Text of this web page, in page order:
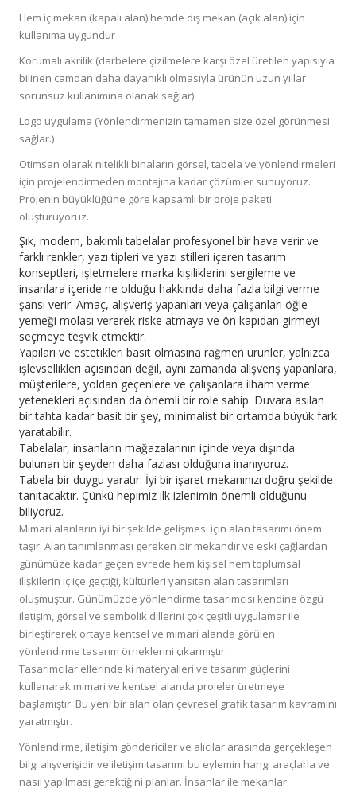
Hem iç mekan (kapalı alan) hemde dış mekan (açık alan) için
kullanıma uygundur
Korumalı akrilik (darbelere çizilmelere karşı özel üretilen yapısıyla
bilinen camdan daha dayanıklı olmasıyla ürünün uzun yıllar
sorunsuz kullanımına olanak sağlar)
Logo uygulama (Yönlendirmenizin tamamen size özel görünmesi
sağlar.)
Otimsan olarak nitelikli binaların görsel, tabela ve yönlendirmeleri
için projelendirmeden montajına kadar çözümler sunuyoruz.
Projenin büyüklüğüne göre kapsamlı bir proje paketi
oluşturuyoruz.
Şık, modern, bakımlı tabelalar profesyonel bir hava verir ve
farklı renkler, yazı tipleri ve yazı stilleri içeren tasarım
konseptleri, işletmelere marka kişiliklerini sergileme ve
insanlara içeride ne olduğu hakkında daha fazla bilgi verme
şansı verir. Amaç, alışveriş yapanları veya çalışanları öğle
yemeği molası vererek riske atmaya ve ön kapıdan girmeyi
seçmeye teşvik etmektir.
Yapıları ve estetikleri basit olmasına rağmen ürünler, yalnızca
işlevsellikleri açısından değil, aynı zamanda alışveriş yapanlara,
müşterilere, yoldan geçenlere ve çalışanlara ilham verme
yetenekleri açısından da önemli bir role sahip. Duvara asılan
bir tahta kadar basit bir şey, minimalist bir ortamda büyük fark
yaratabilir.
Tabelalar, insanların mağazalarının içinde veya dışında
bulunan bir şeyden daha fazlası olduğuna inanıyoruz.
Tabela bir duygu yaratır. İyi bir işaret mekanınızı doğru şekilde
tanıtacaktır. Çünkü hepimiz ilk izlenimin önemli olduğunu
biliyoruz.
Mimari alanların iyi bir şekilde gelişmesi için alan tasarımı önem
taşır. Alan tanımlanması gereken bir mekandır ve eski çağlardan
günümüze kadar geçen evrede hem kişisel hem toplumsal
ilişkilerin iç içe geçtiği, kültürleri yansıtan alan tasarımları
oluşmuştur. Günümüzde yönlendirme tasarımcısı kendine özgü
iletişim, görsel ve sembolik dillerini çok çeşitli uygulamar ile
birleştirerek ortaya kentsel ve mimari alanda görülen
yönlendirme tasarım örneklerini çıkarmıştır.
Tasarımcılar ellerinde ki materyalleri ve tasarım güçlerini
kullanarak mimari ve kentsel alanda projeler üretmeye
başlamıştır. Bu yeni bir alan olan çevresel grafik tasarım kavramını
yaratmıştır.
Yönlendirme, iletişim göndericiler ve alıcılar arasında gerçekleşen
bilgi alışverişidir ve iletişim tasarımı bu eylemin hangi araçlarla ve
nasıl yapılması gerektiğini planlar. İnsanlar ile mekanlar